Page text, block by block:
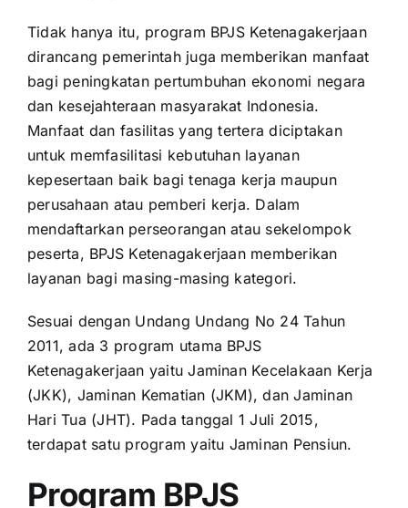
Tidak hanya itu, program BPJS Ketenagakerjaan
dirancang pemerintah juga memberikan manfaat
bagi peningkatan pertumbuhan ekonomi negara
dan kesejahteraan masyarakat Indonesia.
Manfaat dan fasilitas yang tertera diciptakan
untuk memfasilitasi kebutuhan layanan
kepesertaan baik bagi tenaga kerja maupun
perusahaan atau pemberi kerja. Dalam
mendaftarkan perseorangan atau sekelompok
peserta, BPJS Ketenagakerjaan memberikan
layanan bagi masing-masing kategori.
Sesuai dengan Undang Undang No 24 Tahun
2011, ada 3 program utama BPJS
Ketenagakerjaan yaitu Jaminan Kecelakaan Kerja
(JKK), Jaminan Kematian (JKM), dan Jaminan
Hari Tua (JHT). Pada tanggal 1 Juli 2015,
terdapat satu program yaitu Jaminan Pensiun.
Program BPJS